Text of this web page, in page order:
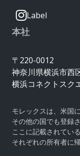
Label
本社
〒220-0012
神奈川県横浜市西
横浜コネクトスク
モレックスは、米国
その他の国でも登録
ここに記載されてい
それぞれの所有者に